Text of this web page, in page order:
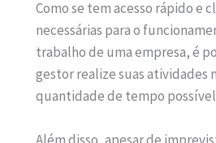
Como se tem acesso rápido e
necessárias para o
trabalho de uma empresa, é
gestor realize suas atividades
quantidade de tempo